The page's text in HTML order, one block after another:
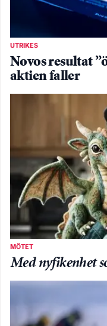
UTRIKES
Novos resultat
aktien faller
MÖTET
Med nyfikenhet